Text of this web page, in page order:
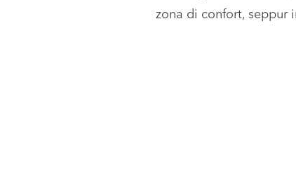
zona di confort, seppur